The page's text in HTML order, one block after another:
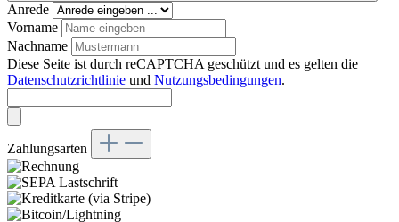
Anrede
Vorname
Nachname
Diese Seite ist durch reCAPTCHA geschützt und es gelten die
Datenschutzrichtlinie und Nutzungsbedingungen.
Zahlungsarten